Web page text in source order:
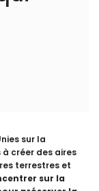
sur la
créer des aires
terrestres et
sur la